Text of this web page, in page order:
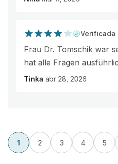
Verificada
Frau Dr. Tomschik war
hat alle Fragen
Tinka abr 28, 2026
1 2 3 4 5